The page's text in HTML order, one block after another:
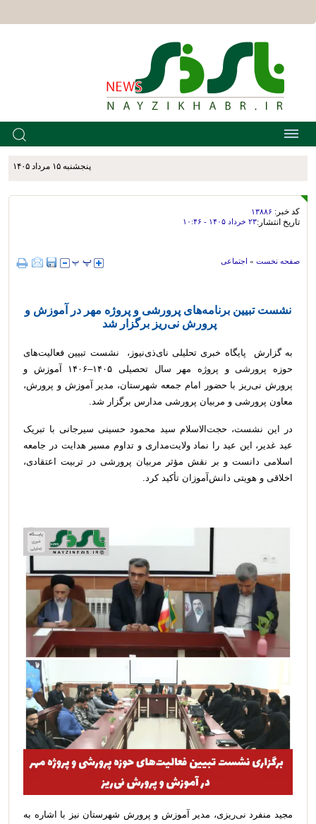
پنجشنبه ۱۵ مرداد ۱۴۰۵
کد خبر: ۱۳۸۸۶
تاریخ انتشار:۲۳ خرداد ۱۴۰۵ - ۱۰:۴۶
صفحه نخست » اجتماعی
نشست تبیین برنامه‌های پرورشی و پروژه مهر در آموزش و
پرورش نی‌ریز برگزار شد
به گزارش پایگاه خبری تحلیلی نای‌ذی‌نیوز، نشست تبیین فعالیت‌های
حوزه پرورشی و پروژه مهر سال تحصیلی ۱۴۰۵–۱۴۰۶ آموزش و
پرورش نی‌ریز با حضور امام جمعه شهرستان، مدیر آموزش و پرورش،
معاون پرورشی و مربیان پرورشی مدارس برگزار شد.
در این نشست، حجت‌الاسلام سید محمود حسینی سیرجانی با تبریک
عید غدیر، این عید را نماد ولایت‌مداری و تداوم مسیر هدایت در جامعه
اسلامی دانست و بر نقش مؤثر مربیان پرورشی در تربیت اعتقادی،
اخلاقی و هویتی دانش‌آموزان تأکید کرد.
مجید منفرد نی‌ریزی، مدیر آموزش و پرورش شهرستان نیز با اشاره به